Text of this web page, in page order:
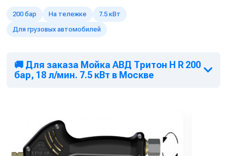
удаления штукатурки, краски
предприятиях пищевой промышленности и многое
другое
200 бар На тележке
7.5 кВт
Для грузовых автомобилей
🚚 Для заказа Мойка АВД Тритон H R 200
бар, 18 л/мин. 7.5 кВт в Москве